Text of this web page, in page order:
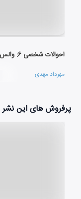
مهرداد مهدی
پرفروش های این نشر